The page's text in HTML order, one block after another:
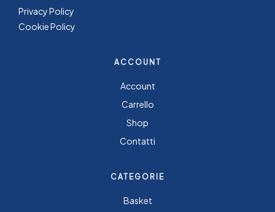
Privacy Policy
Cookie Policy
ACCOUNT
Account
Carrello
Shop
Contatti
CATEGORIE
Basket